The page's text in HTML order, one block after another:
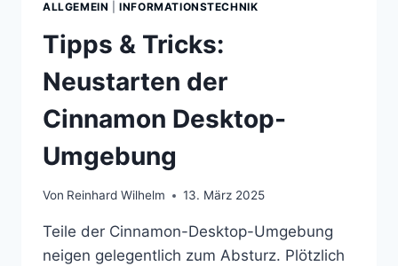
ALLGEMEIN |INFORMATIONSTECHNIK
Tipps & Tricks:
Neustarten der
Cinnamon Desktop-
Umgebung
Von Reinhard Wilhelm 13. März 2025
Teile der Cinnamon-Desktop-Umgebung
neigen gelegentlich zum Absturz. Plötzlich